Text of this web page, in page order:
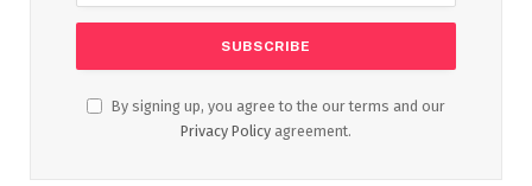
By signing up, you agree to the our terms and our
Privacy Policy agreement.